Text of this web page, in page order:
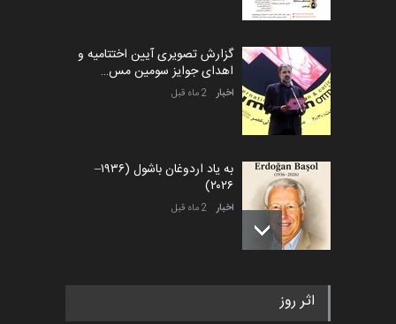
گزارش تصویری آیین اختتامیه و
اهدای جوایز سومین مس…
اخبار 2 ماه قبل
به یاد اردوغان باشول (۱۹۳۶–
۲۰۲۶)
اخبار 2 ماه قبل
رویداد کارگاهی کارتون و پوستر
اثر روز